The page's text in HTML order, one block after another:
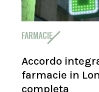
FARMACIE
Accordo
farmacie in
completa